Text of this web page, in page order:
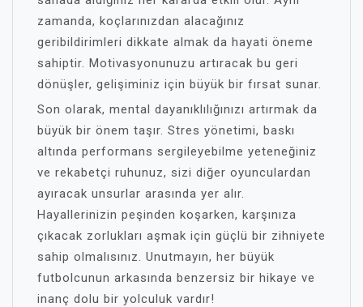
zamanda, koçlarınızdan alacağınız
geribildirimleri dikkate almak da hayati öneme
sahiptir. Motivasyonunuzu artıracak bu geri
dönüşler, gelişiminiz için büyük bir fırsat sunar.
Son olarak, mental dayanıklılığınızı artırmak da
büyük bir önem taşır. Stres yönetimi, baskı
altında performans sergileyebilme yeteneğiniz
ve rekabetçi ruhunuz, sizi diğer oyunculardan
ayıracak unsurlar arasında yer alır.
Hayallerinizin peşinden koşarken, karşınıza
çıkacak zorlukları aşmak için güçlü bir zihniyete
sahip olmalısınız. Unutmayın, her büyük
futbolcunun arkasında benzersiz bir hikaye ve
inanç dolu bir yolculuk vardır!